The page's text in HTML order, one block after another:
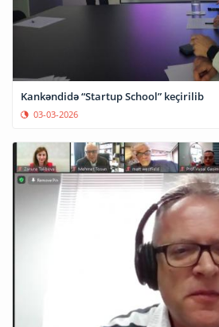
Kankəndidə “Startup School” keçirilib
03-03-2026